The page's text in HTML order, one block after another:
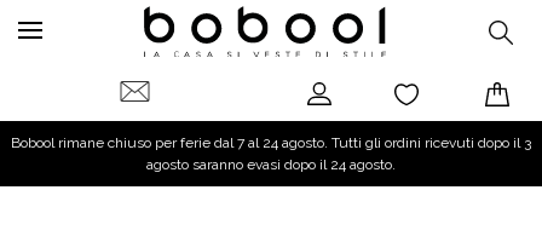
Bobool rimane chiuso per ferie dal 7 al 24 agosto. Tutti gli ordini ricevuti dopo il 3
agosto saranno evasi dopo il 24 agosto.